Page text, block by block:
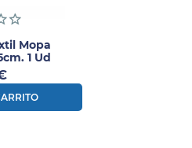
Mopa
1 Ud